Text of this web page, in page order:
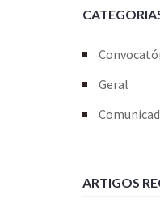
Geral
ARTIGOS